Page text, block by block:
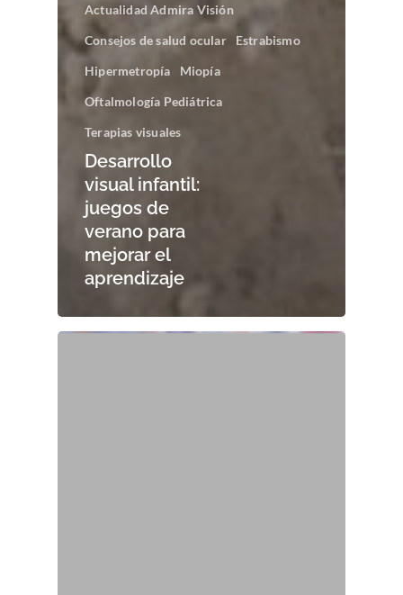
Actualidad Admira Visión
Consejos de salud ocular
Estrabismo
Hipermetropía
Miopía
Oftalmología Pediátrica
Terapias visuales
Desarrollo
visual infantil:
juegos de
verano para
mejorar el
aprendizaje